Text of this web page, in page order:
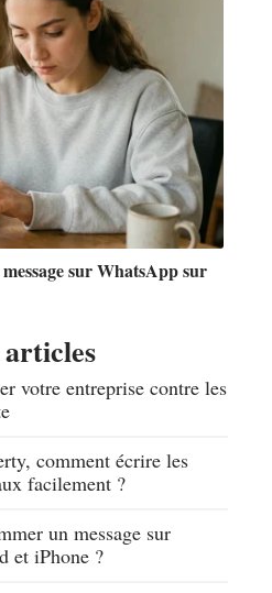
sur WhatsApp sur
votre entreprise contre les
comment écrire les
facilement ?
un message sur
et iPhone ?